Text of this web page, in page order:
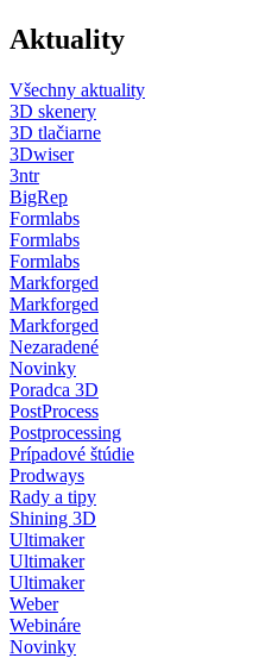
Aktuality
Všechny aktuality
3D skenery
3D tlačiarne
3Dwiser
3ntr
BigRep
Formlabs
Formlabs
Formlabs
Markforged
Markforged
Markforged
Nezaradené
Novinky
Poradca 3D
PostProcess
Postprocessing
Prípadové štúdie
Prodways
Rady a tipy
Shining 3D
Ultimaker
Ultimaker
Ultimaker
Weber
Webináre
Novinky